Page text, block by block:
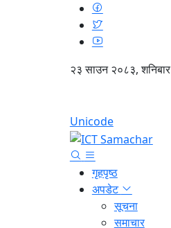
२३ साउन २०८३, शनिबार
Unicode
गृहपृष्ठ
अपडेट
सूचना
समाचार